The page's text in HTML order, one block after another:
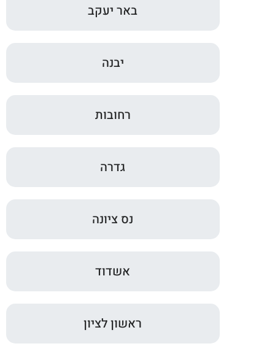
באר יעקב
יבנה
רחובות
גדרה
נס ציונה
אשדוד
ראשון לציון